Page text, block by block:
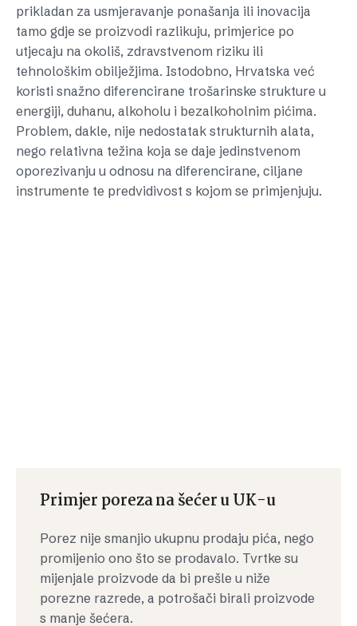
prikladan za usmjeravanje ponašanja ili inovacija
tamo gdje se proizvodi razlikuju, primjerice po
utjecaju na okoliš, zdravstvenom riziku ili
tehnološkim obilježjima. Istodobno, Hrvatska već
koristi snažno diferencirane trošarinske strukture u
energiji, duhanu, alkoholu i bezalkoholnim pićima.
Problem, dakle, nije nedostatak strukturnih alata,
nego relativna težina koja se daje jedinstvenom
oporezivanju u odnosu na diferencirane, ciljane
instrumente te predvidivost s kojom se primjenjuju.
Primjer poreza na šećer u UK-u
Porez nije smanjio ukupnu prodaju pića, nego
promijenio ono što se prodavalo. Tvrtke su
mijenjale proizvode da bi prešle u niže
porezne razrede, a potrošači birali proizvode
s manje šećera.